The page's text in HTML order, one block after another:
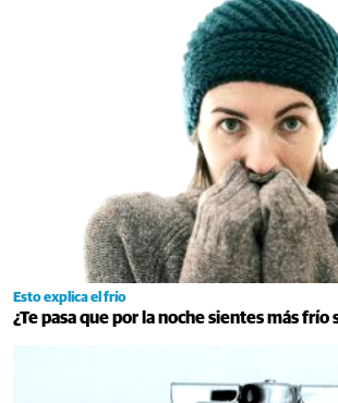
Esto explica el frío
¿Te pasa que por la noche sientes más frío